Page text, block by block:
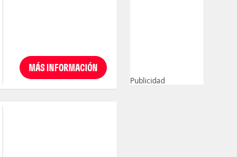
MÁS INFORMACIÓN
Publicidad